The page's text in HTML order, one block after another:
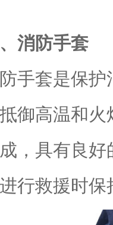
消防手套
手套是保
御高温和
，具有良
行救援时